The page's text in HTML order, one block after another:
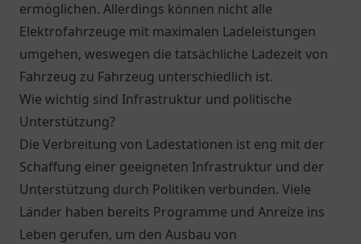
ermöglichen. Allerdings können nicht alle
Elektrofahrzeuge mit maximalen Ladeleistungen
umgehen, weswegen die tatsächliche Ladezeit von
Fahrzeug zu Fahrzeug unterschiedlich ist.
Wie wichtig sind Infrastruktur und politische
Unterstützung?
Die Verbreitung von Ladestationen ist eng mit der
Schaffung einer geeigneten Infrastruktur und der
Unterstützung durch Politiken verbunden. Viele
Länder haben bereits Programme und Anreize ins
Leben gerufen, um den Ausbau von